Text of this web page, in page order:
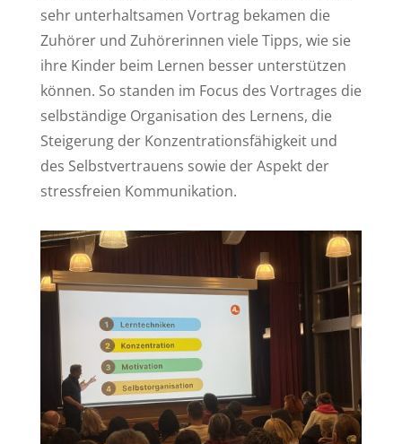
sehr unterhaltsamen Vortrag bekamen die
Zuhörer und Zuhörerinnen viele Tipps, wie sie
ihre Kinder beim Lernen besser unterstützen
können. So standen im Focus des Vortrages die
selbständige Organisation des Lernens, die
Steigerung der Konzentrationsfähigkeit und
des Selbstvertrauens sowie der Aspekt der
stressfreien Kommunikation.